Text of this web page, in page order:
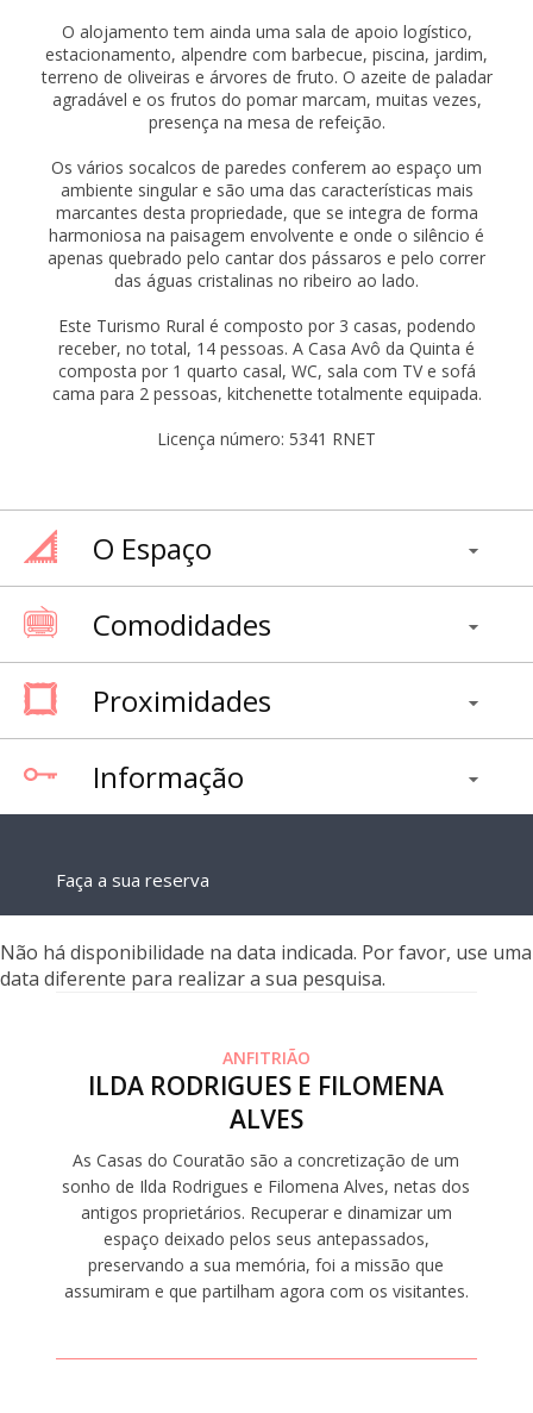
O alojamento tem ainda uma sala de apoio logístico,
estacionamento, alpendre com barbecue, piscina, jardim,
terreno de oliveiras e árvores de fruto. O azeite de paladar
agradável e os frutos do pomar marcam, muitas vezes,
presença na mesa de refeição.
Os vários socalcos de paredes conferem ao espaço um
ambiente singular e são uma das características mais
marcantes desta propriedade, que se integra de forma
harmoniosa na paisagem envolvente e onde o silêncio é
apenas quebrado pelo cantar dos pássaros e pelo correr
das águas cristalinas no ribeiro ao lado.
Este Turismo Rural é composto por 3 casas, podendo
receber, no total, 14 pessoas. A Casa Avô da Quinta é
composta por 1 quarto casal, WC, sala com TV e sofá
cama para 2 pessoas, kitchenette totalmente equipada.
Licença número: 5341 RNET
O Espaço
Comodidades
Proximidades
Informação
Faça a sua reserva
Não há disponibilidade na data indicada. Por favor, use uma
data diferente para realizar a sua pesquisa.
ANFITRIÃO
ILDA RODRIGUES E FILOMENA
ALVES
As Casas do Couratão são a concretização de um
sonho de Ilda Rodrigues e Filomena Alves, netas dos
antigos proprietários. Recuperar e dinamizar um
espaço deixado pelos seus antepassados,
preservando a sua memória, foi a missão que
assumiram e que partilham agora com os visitantes.